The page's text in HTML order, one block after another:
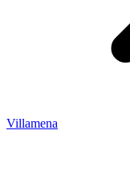
Villamena